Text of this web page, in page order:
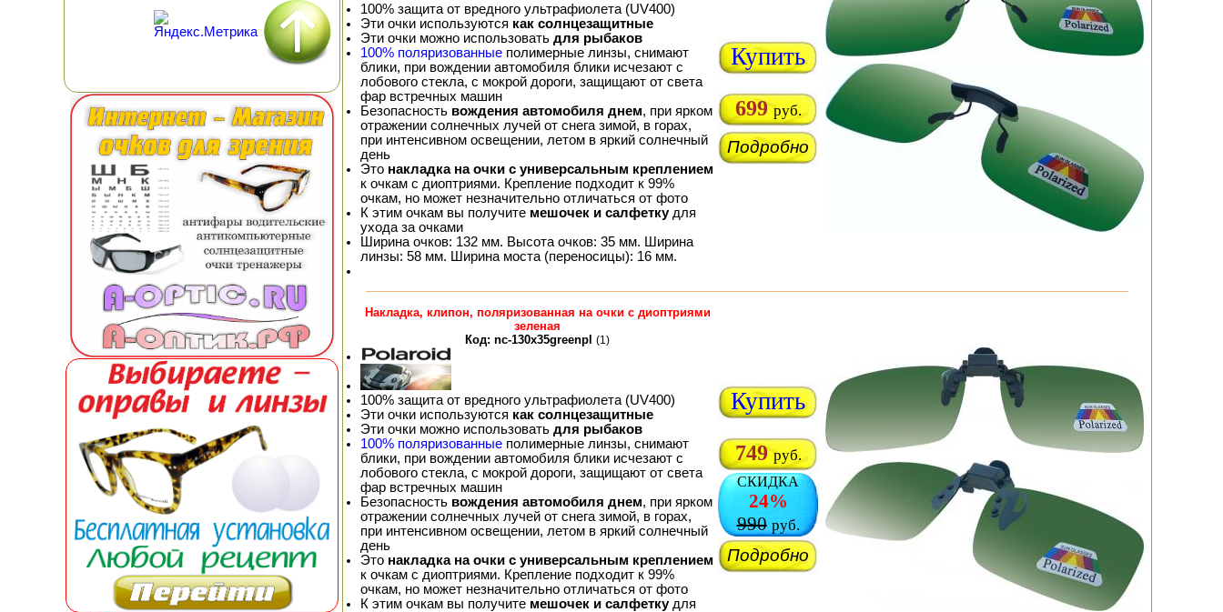
100% защита от вредного ультрафиолета (UV400)
Эти очки используются как солнцезащитные
Эти очки можно использовать для рыбаков
100% поляризованные полимерные линзы, снимают
блики, при вождении автомобиля блики исчезают с
лобового стекла, с мокрой дороги, защищают от света
фар встречных машин
Безопасность вождения автомобиля днем, при ярком
отражении солнечных лучей от снега зимой, в горах,
при интенсивном освещении, летом в яркий солнечный
день
Это накладка на очки с универсальным креплением
к очкам с диоптриями. Крепление подходит к 99%
очкам, но может незначительно отличаться от фото
К этим очкам вы получите мешочек и салфеткудля
ухода за очками
Ширина очков: 132 мм. Высота очков: 35 мм. Ширина
линзы: 58 мм. Ширина моста (переносицы): 16 мм.
Купить
699 руб.
Подробно
Накладка, клипон, поляризованная на очки с диоптриями
зеленая
Код: nc-130x35greenpl (1)
100% защита от вредного ультрафиолета (UV400)
Эти очки используются как солнцезащитные
Эти очки можно использовать для рыбаков
100% поляризованные полимерные линзы, снимают
блики, при вождении автомобиля блики исчезают с
лобового стекла, с мокрой дороги, защищают от света
фар встречных машин
Безопасность вождения автомобиля днем, при ярком
отражении солнечных лучей от снега зимой, в горах,
при интенсивном освещении, летом в яркий солнечный
день
Это накладка на очки с универсальным креплением
к очкам с диоптриями. Крепление подходит к 99%
очкам, но может незначительно отличаться от фото
К этим очкам вы получите мешочек и салфеткудля
Купить
749 руб.
СКИДКА
24%
990 руб.
Подробно